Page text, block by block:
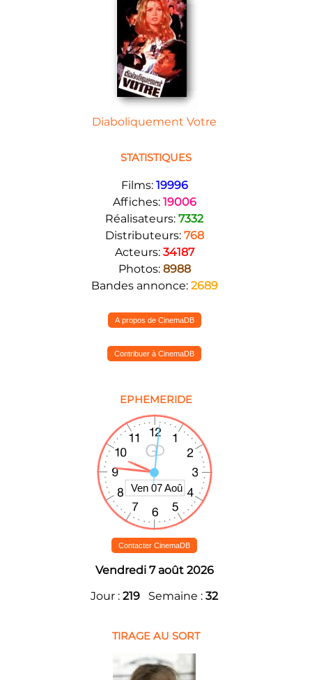
Diaboliquement Votre
STATISTIQUES
Films: 19996
Affiches: 19006
Réalisateurs: 7332
Distributeurs: 768
Acteurs: 34187
Photos: 8988
Bandes annonce: 2689
A propos de CinemaDB
Contribuer à CinemaDB
EPHEMERIDE
Contacter CinemaDB
Vendredi 7 août 2026
Jour : 219 Semaine : 32
TIRAGE AU SORT